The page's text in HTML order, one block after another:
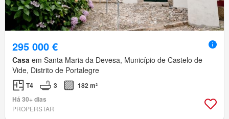
295 000 €
Casa em Santa Maria da Devesa, Município de Castelo de
Vide, Distrito de Portalegre
T4 3
182 m²
Há 30+ dias
PROPERSTAR